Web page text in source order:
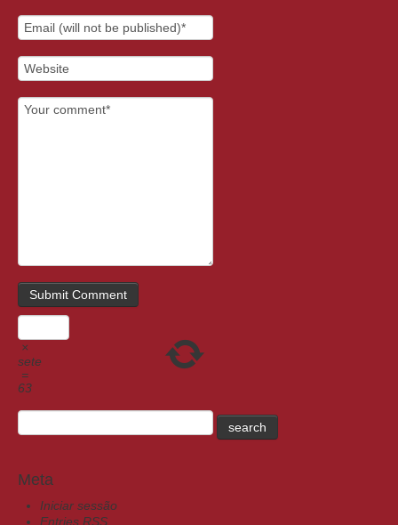
×
sete
=
63
Meta
Iniciar sessão
Entries RSS